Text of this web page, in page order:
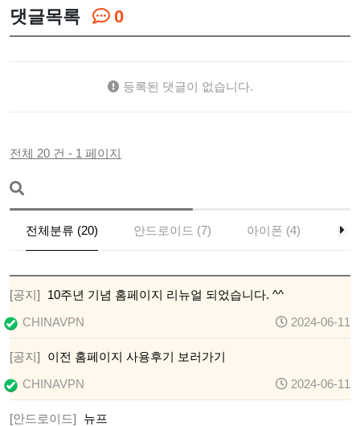
댓글목록 0
등록된 댓글이 없습니다.
전체 20 건 - 1 페이지
전체분류 (20) 안드로이드 (7) 아이폰 (4) 윈
[공지]
10주년 기념 홈페이지 리뉴얼 되었습니다. ^^
CHINAVPN
2024-06-11
[공지]
이전 홈페이지 사용후기 보러가기
CHINAVPN
2024-06-11
[안드로이드]
뉴프